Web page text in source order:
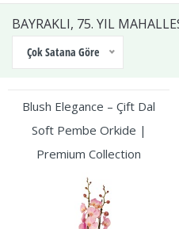
BAYRAKLI, 75. YIL
Çok Satana Göre
Blush Elegance – Çift Dal
Soft Pembe Orkide |
Premium Collection